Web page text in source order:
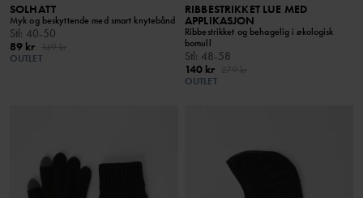
SOLHATT
Myk og beskyttende med smart knytebånd
Stl: 40-50
89 kr
OUTLET
RIBBESTRIKKET LUE MED
APPLIKASJON
Ribbestrikket og behagelig i økologisk
bomull
Stl: 48-58
140 kr
OUTLET